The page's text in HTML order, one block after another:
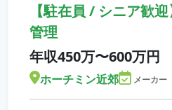
【駐在員 / シニア歓
管理
年収450万〜600万円
ホーチミン近郊 メーカー